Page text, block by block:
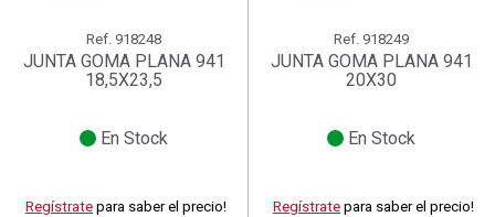
Ref. 918248
JUNTA GOMA PLANA 941
18,5X23,5
En Stock
Regístrate para saber el precio!
Ref. 918249
JUNTA GOMA PLANA 941
20X30
En Stock
Regístrate para saber el precio!